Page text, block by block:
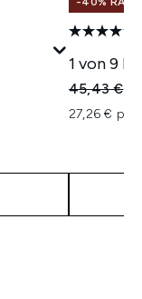
1 von 9
45,43 €
27,26 € pro